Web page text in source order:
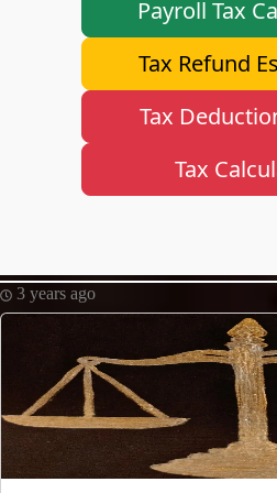
Payroll Tax
Tax Refund
Tax
Tax
Telegram
Support
Contact
About
Write
for Us
3 years ago